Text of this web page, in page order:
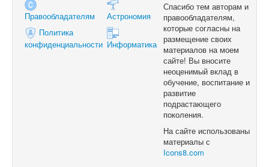
Правообладателям
Политика
конфиденциальности
Астрономия
Информатика
Спасибо тем авторам и
правообладателям,
которые согласны на
размещение своих
материалов на моем
сайте! Вы вносите
неоценимый вклад в
обучение, воспитание и
развитие
подрастающего
поколения.
На сайте использованы
материалы с
Icons8.com